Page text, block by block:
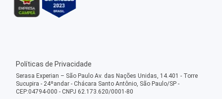
Políticas de Privacidade
Serasa Experian – São Paulo Av. das Nações Unidas, 14.401 - Torre
Sucupira - 24ºandar - Chácara Santo Antônio, São Paulo/SP -
CEP:04794-000 - CNPJ 62.173.620/0001-80